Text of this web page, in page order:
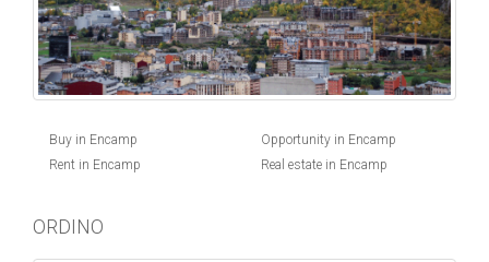
Buy in Encamp
Rent in Encamp
Opportunity in Encamp
Real estate in Encamp
ORDINO